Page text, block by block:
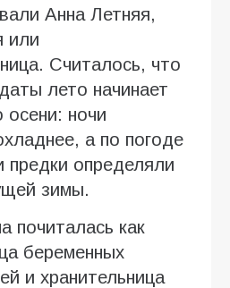
Анна Летняя,
или
Считалось, что
лето начинает
осени: ночи
а по погоде
предки определяли
зимы.
почиталась как
беременных
и хранительница